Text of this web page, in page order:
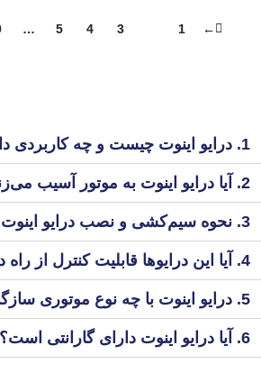
←
1
3
4
5
…
1. درایو اینوت چیست و چه کاربردی دارد؟
2. آیا درایو اینوت به موتور آسیب می‌زند؟
3. نحوه سیم‌کشی و نصب درایو اینوت چگونه است؟
4. آیا این درایو‌ها قابلیت کنترل از راه دور دارند؟
5. درایو اینوت با چه نوع موتوری سازگار است؟
6. آیا درایو اینوت دارای گارانتی است؟